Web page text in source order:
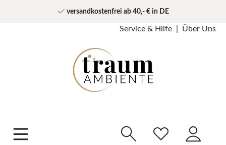
versandkostenfrei ab 40,- € in DE
Service & Hilfe Über Uns